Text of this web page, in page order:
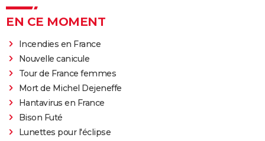
EN CE MOMENT
Incendies en France
Nouvelle canicule
Tour de France femmes
Mort de Michel Dejeneffe
Hantavirus en France
Bison Futé
Lunettes pour l'éclipse